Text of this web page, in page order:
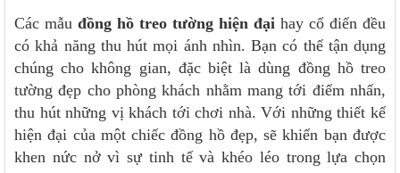
Các mẫu đồng hồ treo tường hiện đại hay cổ điển đều
có khả năng thu hút mọi ánh nhìn. Bạn có thể tận dụng
chúng cho không gian, đặc biệt là dùng đồng hồ treo
tường đẹp cho phòng khách nhằm mang tới điểm nhấn,
thu hút những vị khách tới chơi nhà. Với những thiết kế
hiện đại của một chiếc đồng hồ đẹp, sẽ khiến bạn được
khen nức nở vì sự tinh tế và khéo léo trong lựa chọn